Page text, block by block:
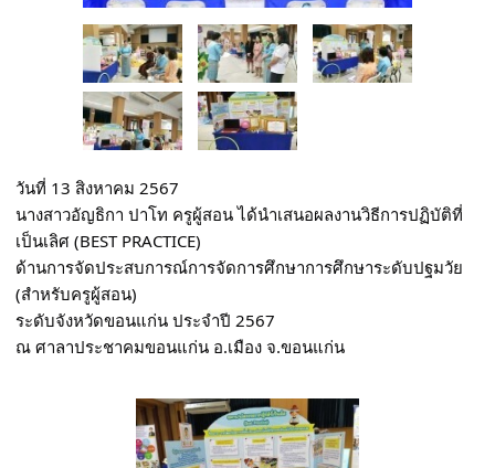
วันที่ 13 สิงหาคม 2567
นางสาวอัญธิกา ปาโท ครูผู้สอน ได้นำเสนอผลงานวิธีการปฏิบัติที่
เป็นเลิศ (BEST PRACTICE)
ด้านการจัดประสบการณ์การจัดการศึกษาการศึกษาระดับปฐมวัย
(สำหรับครูผู้สอน)
ระดับจังหวัดขอนแก่น ประจำปี 2567
ณ ศาลาประชาคมขอนแก่น อ.เมือง จ.ขอนแก่น